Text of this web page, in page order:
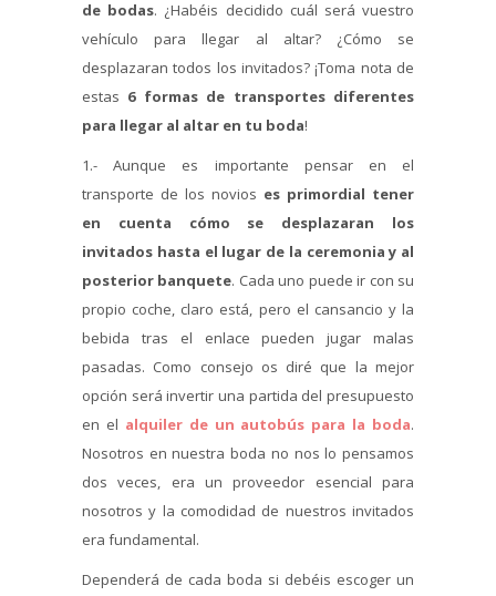
de bodas. ¿Habéis decidido cuál será vuestro
vehículo para llegar al altar? ¿Cómo se
desplazaran todos los invitados? ¡Toma nota de
estas 6 formas de transportes diferentes
para llegar al altar en tu boda!
1.- Aunque es importante pensar en el
transporte de los novios es primordial tener
en cuenta cómo se desplazaran los
invitados hasta el lugar de la ceremonia y al
posterior banquete. Cada uno puede ir con su
propio coche, claro está, pero el cansancio y la
bebida tras el enlace pueden jugar malas
pasadas. Como consejo os diré que la mejor
opción será invertir una partida del presupuesto
en el alquiler de un autobús para la boda.
Nosotros en nuestra boda no nos lo pensamos
dos veces, era un proveedor esencial para
nosotros y la comodidad de nuestros invitados
era fundamental.
Dependerá de cada boda si debéis escoger un